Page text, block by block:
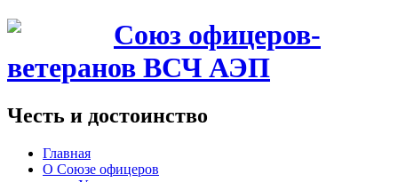
Союз офицеров-
ветеранов ВСЧ АЭП
Честь и достоинство
Главная
О Союзе офицеров